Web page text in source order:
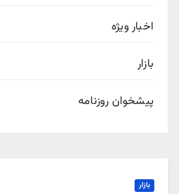
اخبار ویژه
بازار
پیشخوان روزنامه
بازار